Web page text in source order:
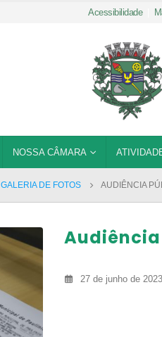
Acessibilidade|
NOSSA CÂMARA
GALERIA DE FOTOS AUDIÊNCIA
Audiência
27 de junho de 2023